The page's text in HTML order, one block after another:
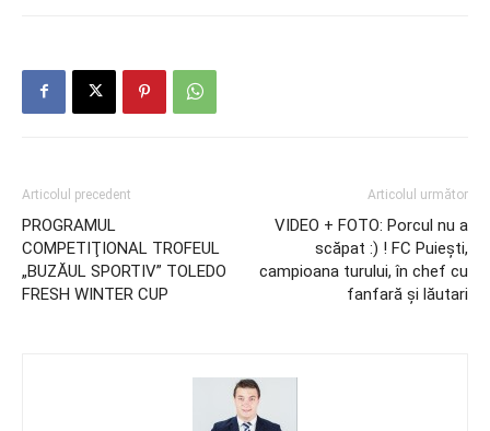
Articolul precedent
PROGRAMUL
COMPETIŢIONAL TROFEUL
„BUZĂUL SPORTIV” TOLEDO
FRESH WINTER CUP
Articolul următor
VIDEO + FOTO: Porcul nu a
scăpat :) ! FC Puieşti,
campioana turului, în chef cu
fanfară şi lăutari